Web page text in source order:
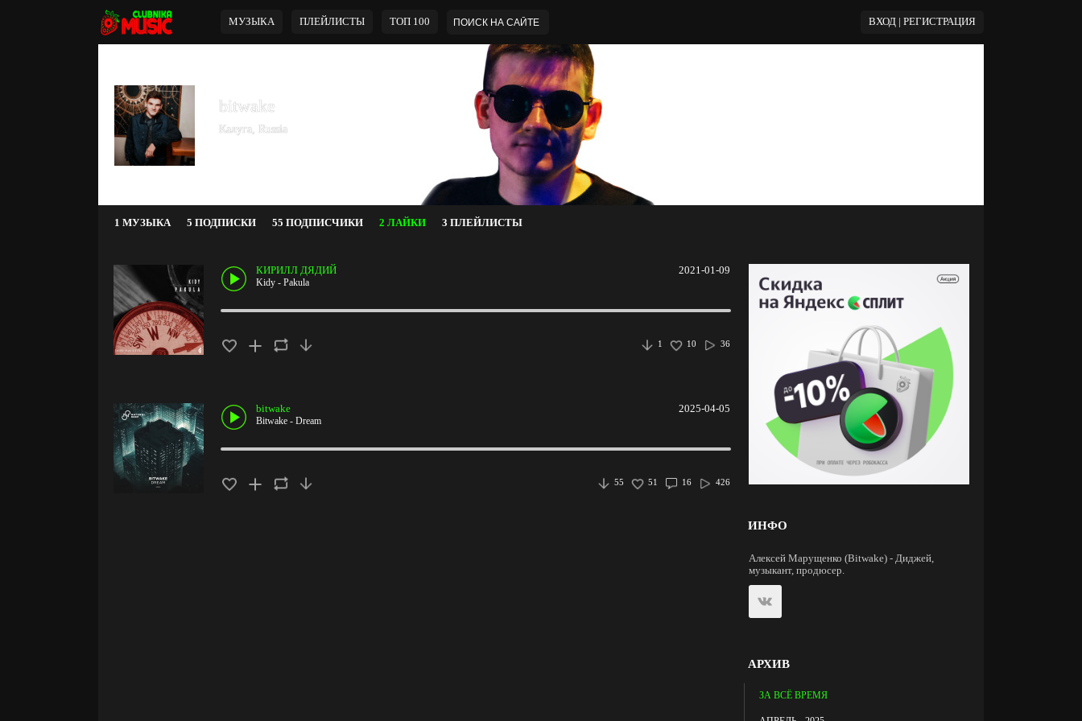
МУЗЫКА ПЛЕЙЛИСТЫ ТОП 100 ВХОД | РЕГИСТРАЦИЯ
bitwake
Калуга, Russia
1 МУЗЫКА 5 ПОДПИСКИ 55 ПОДПИСЧИКИ 2 ЛАЙКИ 3 ПЛЕЙЛИСТЫ
2021-01-09
КИРИЛЛ ДЯДИЙ
Kidy - Pakula
36
10
1
2025-04-05
bitwake
Bitwake - Dream
426
16
51
55
ИНФО
Алексей Марущенко (Bitwake) - Диджей,
музыкант, продюсер.
АРХИВ
ЗА ВСЁ ВРЕМЯ